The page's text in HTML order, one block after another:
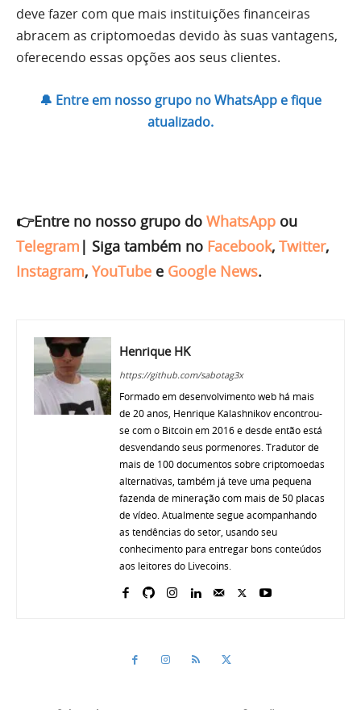
deve fazer com que mais instituições financeiras
abracem as criptomoedas devido às suas vantagens,
oferecendo essas opções aos seus clientes.
🔔 Entre em nosso grupo no WhatsApp e fique
atualizado.
👉Entre no nosso grupo do WhatsApp ou
Telegram | Siga também no Facebook, Twitter,
Instagram, YouTube e Google News.
Henrique HK
https://github.com/sabotag3x
Formado em desenvolvimento web há mais
de 20 anos, Henrique Kalashnikov encontrou-
se com o Bitcoin em 2016 e desde então está
desvendando seus pormenores. Tradutor de
mais de 100 documentos sobre criptomoedas
alternativas, também já teve uma pequena
fazenda de mineração com mais de 50 placas
de vídeo. Atualmente segue acompanhando
as tendências do setor, usando seu
conhecimento para entregar bons conteúdos
aos leitores do Livecoins.